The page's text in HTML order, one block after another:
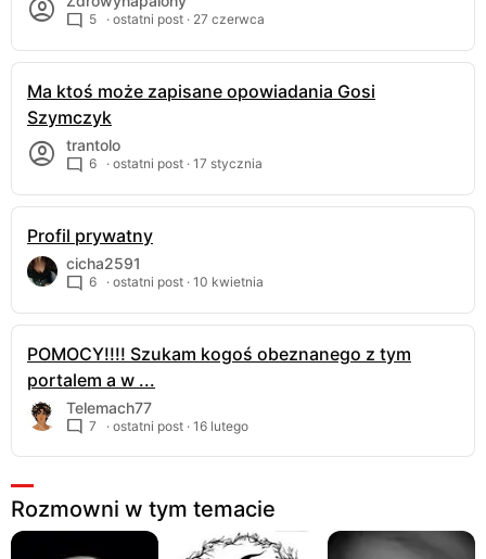
5 · ostatni post · 27 czerwca
Ma ktoś może zapisane opowiadania Gosi
Szymczyk
trantolo
6 · ostatni post · 17 stycznia
Profil prywatny
cicha2591
6 · ostatni post · 10 kwietnia
POMOCY!!!! Szukam kogoś obeznanego z tym
portalem a w ...
Telemach77
7 · ostatni post · 16 lutego
Rozmowni w tym temacie